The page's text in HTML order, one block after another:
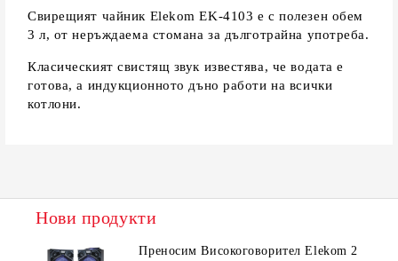
Свирещият чайник Elekom EK-4103 е с полезен обем
3 л, от неръждаема стомана за дълготрайна употреба.
Класическият свистящ звук известява, че водата е
готова, а индукционното дъно работи на всички
котлони.
Нови продукти
Преносим Високоговорител Elekom 2